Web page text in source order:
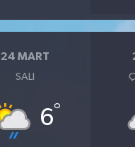
24 MART
SALI
6°